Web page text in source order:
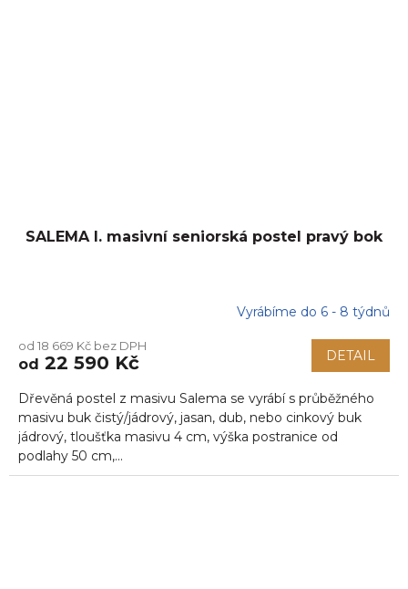
SALEMA I. masivní seniorská postel pravý bok
Vyrábíme do 6 - 8 týdnů
od 18 669 Kč bez DPH
od 22 590 Kč DETAIL
Dřevěná postel z masivu Salema se vyrábí s průběžného
masivu buk čistý/jádrový, jasan, dub, nebo cinkový buk
jádrový, tloušťka masivu 4 cm, výška postranice od
podlahy 50 cm,...